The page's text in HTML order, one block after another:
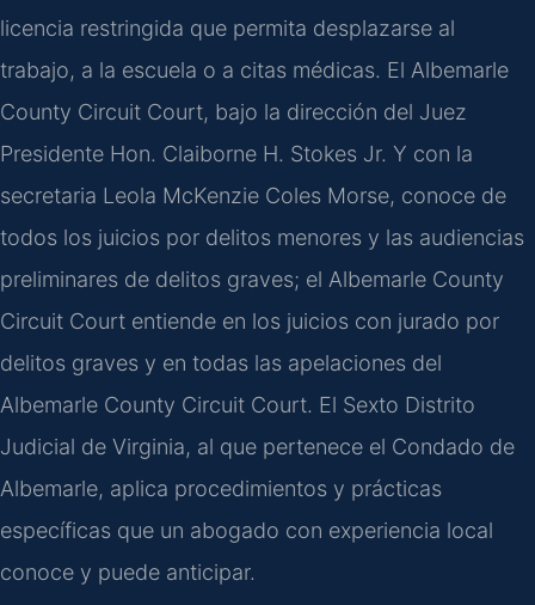
licencia restringida que permita desplazarse al
trabajo, a la escuela o a citas médicas. El Albemarle
County Circuit Court, bajo la dirección del Juez
Presidente Hon. Claiborne H. Stokes Jr. Y con la
secretaria Leola McKenzie Coles Morse, conoce de
todos los juicios por delitos menores y las audiencias
preliminares de delitos graves; el Albemarle County
Circuit Court entiende en los juicios con jurado por
delitos graves y en todas las apelaciones del
Albemarle County Circuit Court. El Sexto Distrito
Judicial de Virginia, al que pertenece el Condado de
Albemarle, aplica procedimientos y prácticas
específicas que un abogado con experiencia local
conoce y puede anticipar.